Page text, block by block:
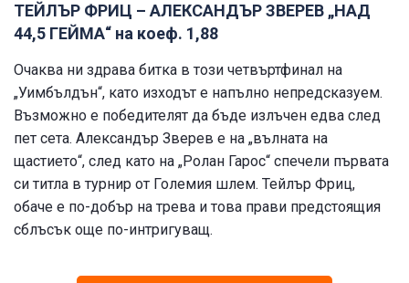
ТЕЙЛЪР ФРИЦ – АЛЕКСАНДЪР ЗВЕРЕВ „НАД
44,5 ГЕЙМА“ на коеф. 1,88
Очаква ни здрава битка в този четвъртфинал на
„Уимбълдън“, като изходът е напълно непредсказуем.
Възможно е победителят да бъде излъчен едва след
пет сета. Александър Зверев е на „вълната на
щастието“, след като на „Ролан Гарос“ спечели първата
си титла в турнир от Големия шлем. Тейлър Фриц,
обаче е по-добър на трева и това прави предстоящия
сблъсък още по-интригуващ.